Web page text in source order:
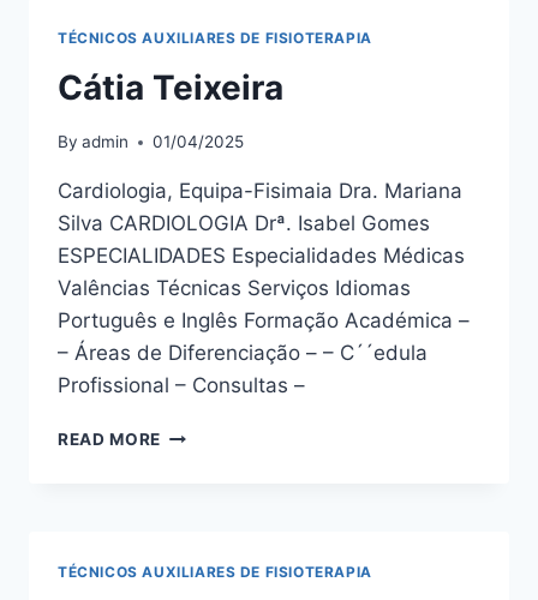
TÉCNICOS AUXILIARES DE FISIOTERAPIA
Cátia Teixeira
By admin 01/04/2025
Cardiologia, Equipa-Fisimaia Dra. Mariana
Silva CARDIOLOGIA Drª. Isabel Gomes
ESPECIALIDADES Especialidades Médicas
Valências Técnicas Serviços Idiomas
Português e Inglês Formação Académica –
– Áreas de Diferenciação – – C´´edula
Profissional – Consultas –
READ MORE CÁTIA
TÉCNICOS AUXILIARES DE FISIOTERAPIA